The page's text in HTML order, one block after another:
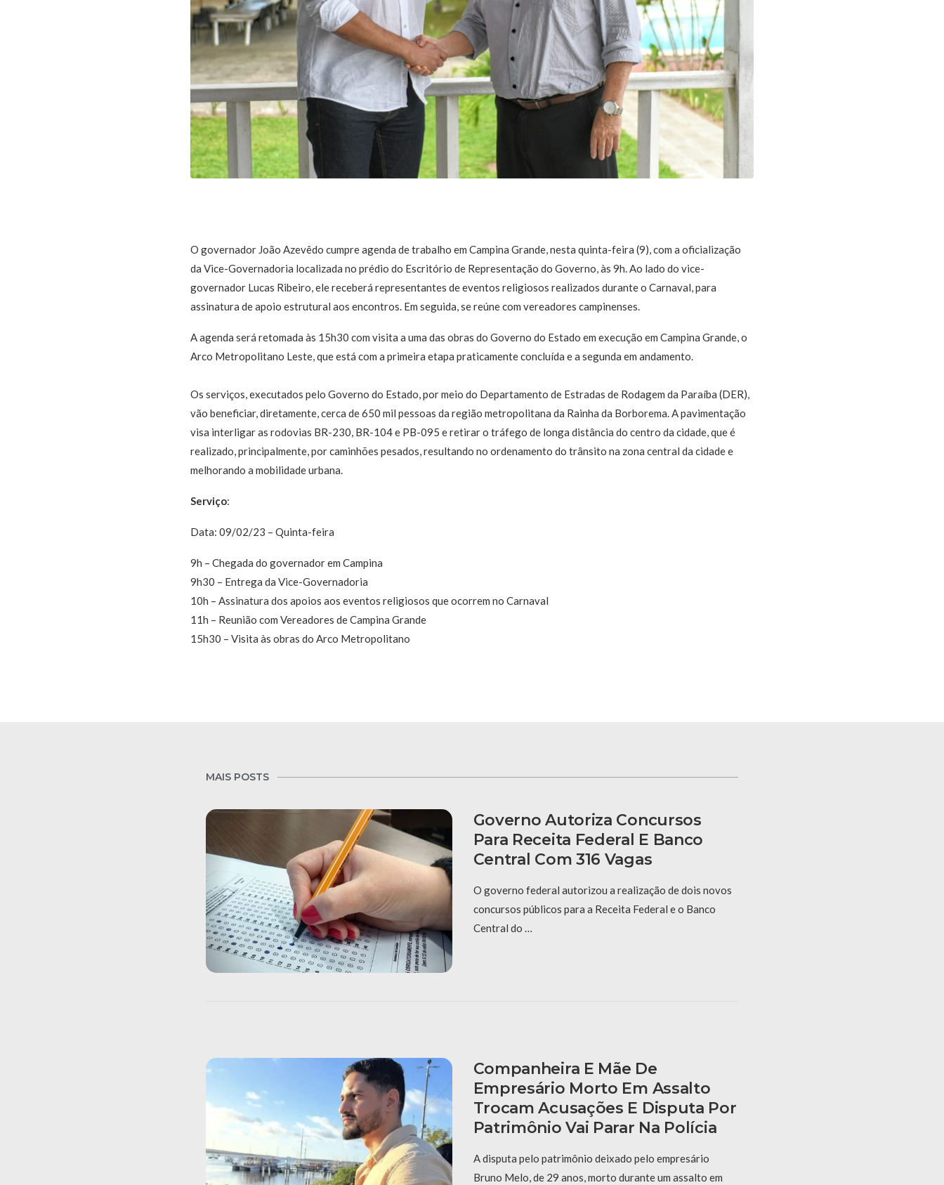
O governador João Azevêdo cumpre agenda de trabalho em Campina Grande, nesta quinta-feira (9), com a oficialização
da Vice-Governadoria localizada no prédio do Escritório de Representação do Governo, às 9h. Ao lado do vice-
governador Lucas Ribeiro, ele receberá representantes de eventos religiosos realizados durante o Carnaval, para
assinatura de apoio estrutural aos encontros. Em seguida, se reúne com vereadores campinenses.
A agenda será retomada às 15h30 com visita a uma das obras do Governo do Estado em execução em Campina Grande, o
Arco Metropolitano Leste, que está com a primeira etapa praticamente concluída e a segunda em andamento.
Os serviços, executados pelo Governo do Estado, por meio do Departamento de Estradas de Rodagem da Paraíba (DER),
vão beneficiar, diretamente, cerca de 650 mil pessoas da região metropolitana da Rainha da Borborema. A pavimentação
visa interligar as rodovias BR-230, BR-104 e PB-095 e retirar o tráfego de longa distância do centro da cidade, que é
realizado, principalmente, por caminhões pesados, resultando no ordenamento do trânsito na zona central da cidade e
melhorando a mobilidade urbana.
Serviço:
Data: 09/02/23 – Quinta-feira
9h – Chegada do governador em Campina
9h30 – Entrega da Vice-Governadoria
10h – Assinatura dos apoios aos eventos religiosos que ocorrem no Carnaval
11h – Reunião com Vereadores de Campina Grande
15h30 – Visita às obras do Arco Metropolitano
MAIS POSTS
Governo Autoriza Concursos
Para Receita Federal E Banco
Central Com 316 Vagas
O governo federal autorizou a realização de dois novos
concursos públicos para a Receita Federal e o Banco
Central do …
Companheira E Mãe De
Empresário Morto Em Assalto
Trocam Acusações E Disputa Por
Patrimônio Vai Parar Na Polícia
A disputa pelo patrimônio deixado pelo empresário
Bruno Melo, de 29 anos, morto durante um assalto em